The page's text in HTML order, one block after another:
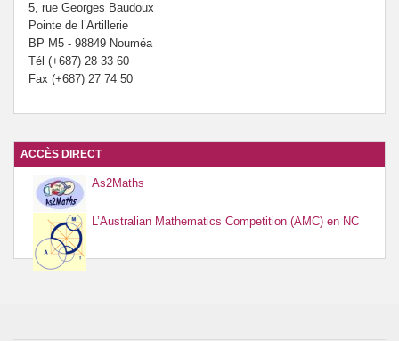
5, rue Georges Baudoux
Pointe de l’Artillerie
BP M5 - 98849 Nouméa
Tél (+687) 28 33 60
Fax (+687) 27 74 50
ACCÈS DIRECT
As2Maths
L’Australian Mathematics Competition (AMC) en NC